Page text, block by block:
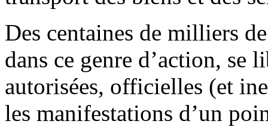
Des centaines de milliers
dans ce genre d’action, se
autorisées, officielles (et
les manifestations d’un